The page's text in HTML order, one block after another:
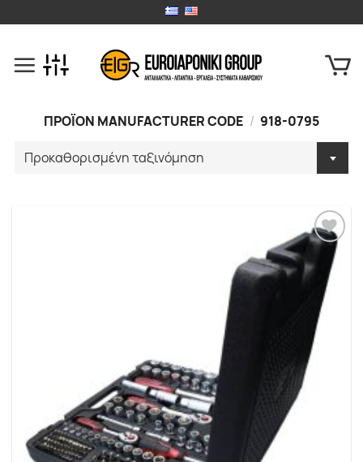
to
ΠΡΟΪΟΝ MANUFACTURER CODE / 918-0795
Προσθήκη
στα
Αγαπημένα